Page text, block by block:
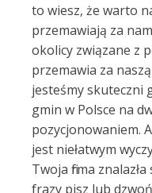
to wiesz, że warto
przemawiają za
okolicy związane z
przemawia za
jesteśmy skuteczni
gmin w Polsce na
pozycjonowaniem.
jest niełatwym
Twoja firma
frazy pisz lub